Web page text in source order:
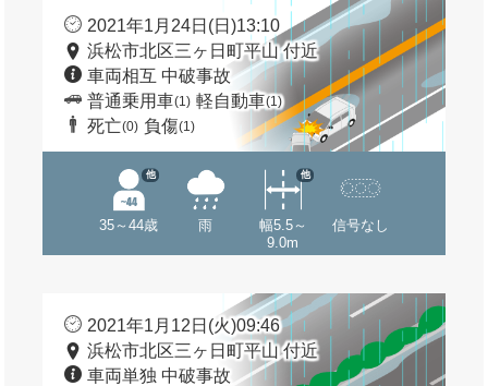
2021年1月24日(日)13:10
浜松市北区三ヶ日町平山 付近
車両相互 中破事故
普通乗用車(1) 軽自動車(1)
死亡(0) 負傷(1)
35～44歳
他
雨
幅5.5～
9.0m
他
信号なし
2021年1月12日(火)09:46
浜松市北区三ヶ日町平山 付近
車両単独 中破事故